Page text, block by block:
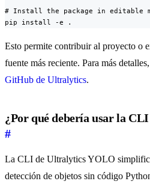
# Install the package in editable
pip install -e .
Esto permite contribuir al proyecto o
fuente más reciente. Para más
GitHub de Ultralytics.
¿Por qué debería usar la
#
La CLI de Ultralytics YOLO
detección de objetos sin código